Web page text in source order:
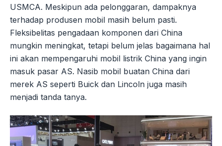
USMCA. Meskipun ada pelonggaran, dampaknya
terhadap produsen mobil masih belum pasti.
Fleksibelitas pengadaan komponen dari China
mungkin meningkat, tetapi belum jelas bagaimana hal
ini akan mempengaruhi mobil listrik China yang ingin
masuk pasar AS. Nasib mobil buatan China dari
merek AS seperti Buick dan Lincoln juga masih
menjadi tanda tanya.